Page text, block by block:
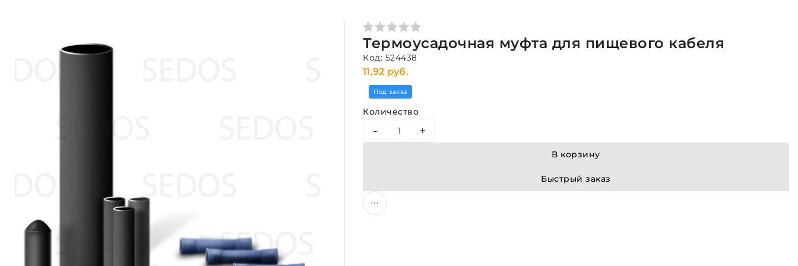
Термоусадочная муфта для пищевого кабеля
Код: 524438
11,92 руб.
Под заказ
Количество
- +
В корзину
Быстрый заказ